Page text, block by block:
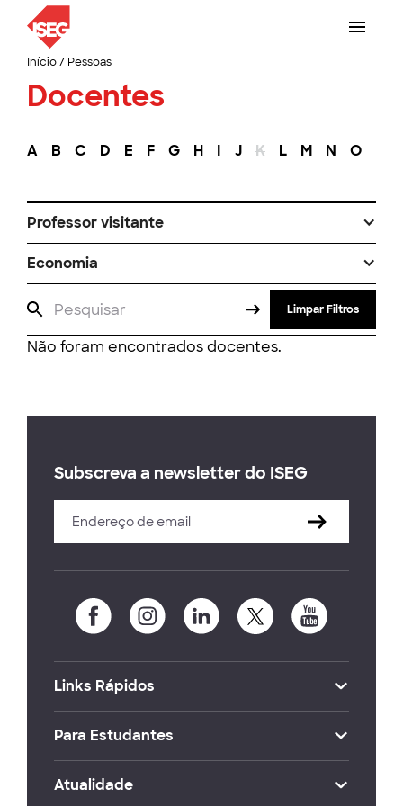
Início/ Pessoas
Docentes
A B C D E F G H I J K L M N O
Professor visitante
Economia
Limpar Filtros
Não foram encontrados docentes.
Subscreva a newsletter do ISEG
Links Rápidos
Para Estudantes
Atualidade